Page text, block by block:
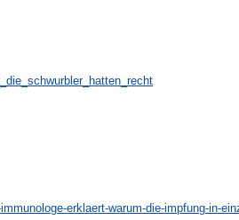
erklaert-warum-die-impfung-in-